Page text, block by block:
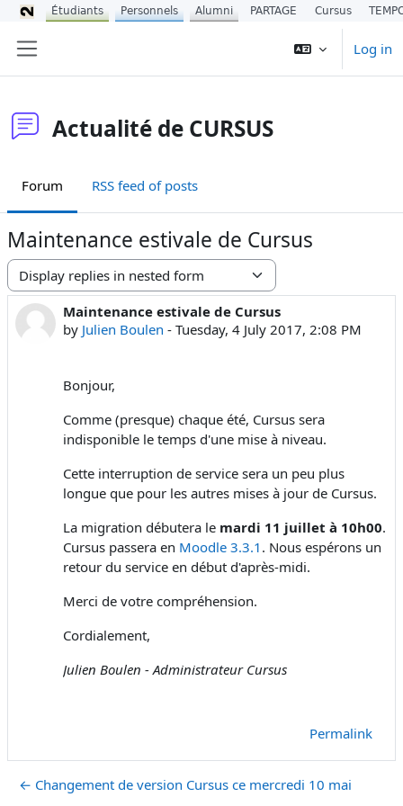
Log in
Actualité de CURSUS
Forum RSS feed of posts
Maintenance estivale de Cursus
Display mode
Maintenance estivale de Cursus
by Julien Boulen - Tuesday, 4 July 2017, 2:08 PM
Number of replies: 0
Bonjour,
Comme (presque) chaque été, Cursus sera
indisponible le temps d'une mise à niveau.
Cette interruption de service sera un peu plus
longue que pour les autres mises à jour de Cursus.
La migration débutera le mardi 11 juillet à 10h00.
Cursus passera en Moodle 3.3.1 . Nous espérons un
retour du service en début d'après-midi.
Merci de votre compréhension.
Cordialement,
Julien Boulen - Administrateur Cursus
Permalink
← Changement de version Cursus ce mercredi 10 mai
Étudiants Personnels Alumni PARTAGE Cursus